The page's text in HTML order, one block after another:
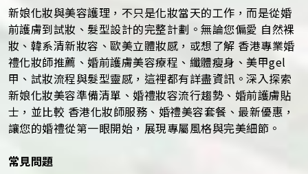
新娘化妝與美容護理，不只是化妝當天的工作，而是從婚
前護膚到試妝、髮型設計的完整計劃。無論您偏愛 自然裸
妝、韓系清新妝容、歐美立體妝感，或想了解 香港專業婚
禮化妝師推薦、婚前護膚美容療程、纖體瘦身、美甲gel
甲、試妝流程與髮型靈感，這裡都有詳盡資訊。深入探索
新娘化妝美容準備清單、婚禮妝容流行趨勢、婚前護膚貼
士，並比較 香港化妝師服務、婚禮美容套餐、最新優惠，
讓您的婚禮從第一眼開始，展現專屬風格與完美細節。
常見問題